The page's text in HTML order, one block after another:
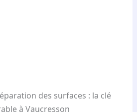
des surfaces : la clé
à Vaucresson